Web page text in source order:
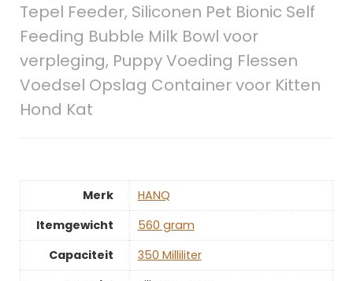
Tepel Feeder, Siliconen Pet Bionic Self
Feeding Bubble Milk Bowl voor
verpleging, Puppy Voeding Flessen
Voedsel Opslag Container voor Kitten
Hond Kat
Merk
‎HANQ
Itemgewicht
‎560 gram
Capaciteit
‎350 Milliliter